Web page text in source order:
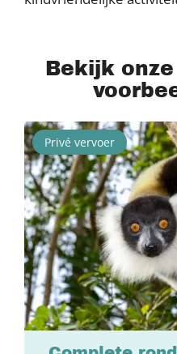
Bekijk
Privé vervoer